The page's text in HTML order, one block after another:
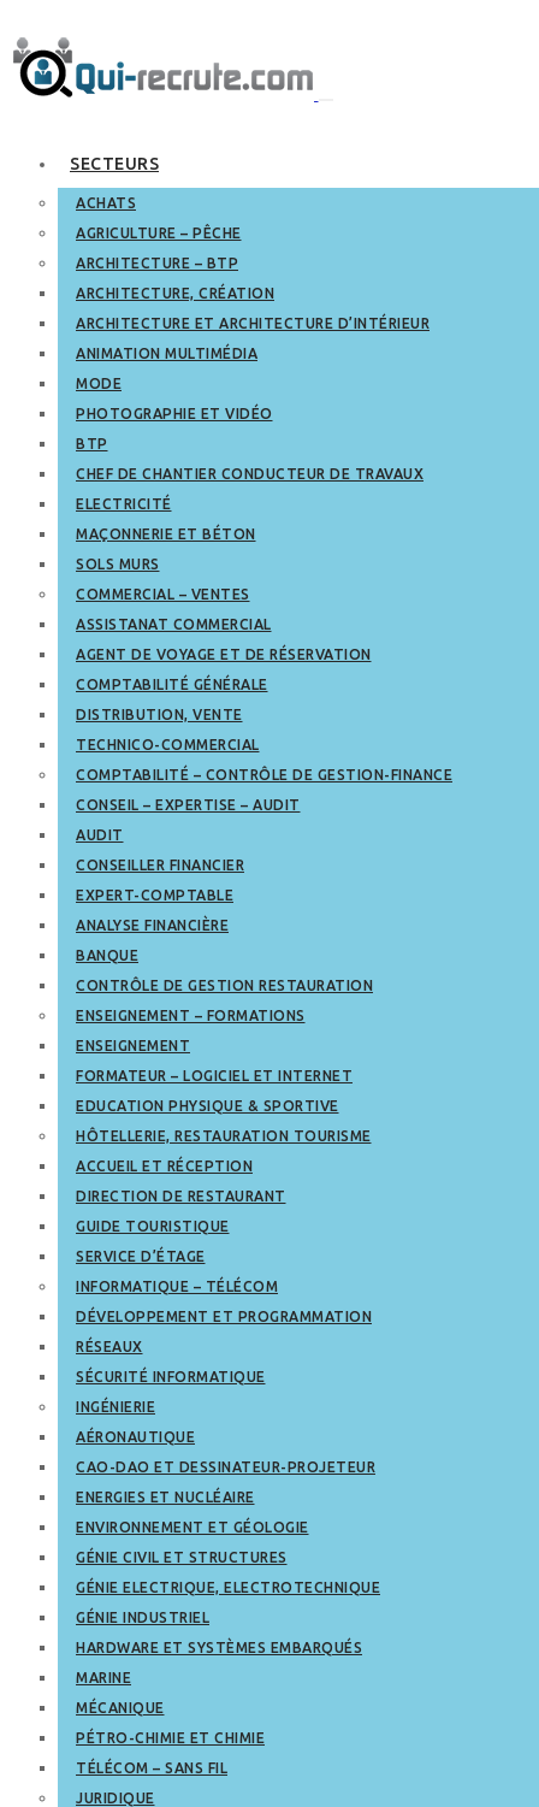
SECTEURS
ACHATS
AGRICULTURE – PÊCHE
ARCHITECTURE – BTP
ARCHITECTURE, CRÉATION
ARCHITECTURE ET ARCHITECTURE D’INTÉRIEUR
ANIMATION MULTIMÉDIA
MODE
PHOTOGRAPHIE ET VIDÉO
BTP
CHEF DE CHANTIER CONDUCTEUR DE TRAVAUX
ELECTRICITÉ
MAÇONNERIE ET BÉTON
SOLS MURS
COMMERCIAL – VENTES
ASSISTANAT COMMERCIAL
AGENT DE VOYAGE ET DE RÉSERVATION
COMPTABILITÉ GÉNÉRALE
DISTRIBUTION, VENTE
TECHNICO-COMMERCIAL
COMPTABILITÉ – CONTRÔLE DE GESTION-FINANCE
CONSEIL – EXPERTISE – AUDIT
AUDIT
CONSEILLER FINANCIER
EXPERT-COMPTABLE
ANALYSE FINANCIÈRE
BANQUE
CONTRÔLE DE GESTION RESTAURATION
ENSEIGNEMENT – FORMATIONS
ENSEIGNEMENT
FORMATEUR – LOGICIEL ET INTERNET
EDUCATION PHYSIQUE & SPORTIVE
HÔTELLERIE, RESTAURATION TOURISME
ACCUEIL ET RÉCEPTION
DIRECTION DE RESTAURANT
GUIDE TOURISTIQUE
SERVICE D’ÉTAGE
INFORMATIQUE – TÉLÉCOM
DÉVELOPPEMENT ET PROGRAMMATION
RÉSEAUX
SÉCURITÉ INFORMATIQUE
INGÉNIERIE
AÉRONAUTIQUE
CAO-DAO ET DESSINATEUR-PROJETEUR
ENERGIES ET NUCLÉAIRE
ENVIRONNEMENT ET GÉOLOGIE
GÉNIE CIVIL ET STRUCTURES
GÉNIE ELECTRIQUE, ELECTROTECHNIQUE
GÉNIE INDUSTRIEL
HARDWARE ET SYSTÈMES EMBARQUÉS
MARINE
MÉCANIQUE
PÉTRO-CHIMIE ET CHIMIE
TÉLÉCOM – SANS FIL
JURIDIQUE